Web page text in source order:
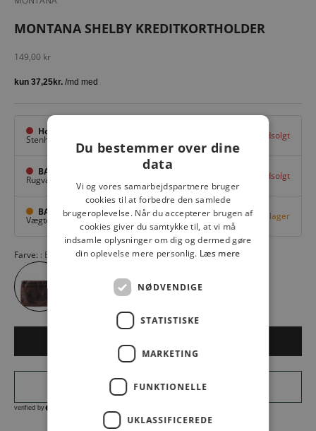
MONTANA SHELBY KREDITKORTHOLDER
Salgspris
149,00 kr
Hovedlager
Stenhuggervej 10, Udsolgt
BAGGI Tarup Center
Rugvang 36, Udsolgt
BAGGI Nyborg
Vægtergade 1,Nyborg Få på lager
Farve: BROWN 200
Du bestemmer over dine
data
Vi og vores samarbejdspartnere bruger
cookies til at forbedre den samlede
brugeroplevelse. Når du accepterer brugen af
cookies giver du samtykke til, at vi må
indsamle oplysninger om dig og dermed gøre
din oplevelse mere personlig. Læs mere
NØDVENDIGE
STATISTISKE
MARKETING
FUNKTIONELLE
UKLASSIFICEREDE